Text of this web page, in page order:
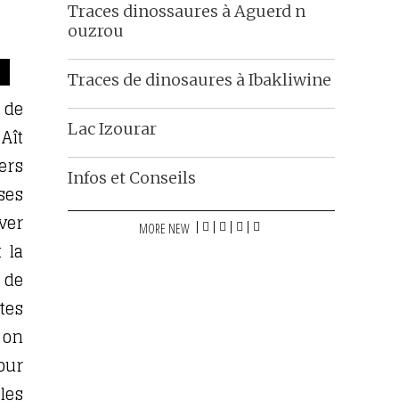
la
Traces dinossaures à Aguerd n
ouzrou
Traces de dinosaures à Ibakliwine
Lac Izourar
Infos et Conseils
MORE NEW